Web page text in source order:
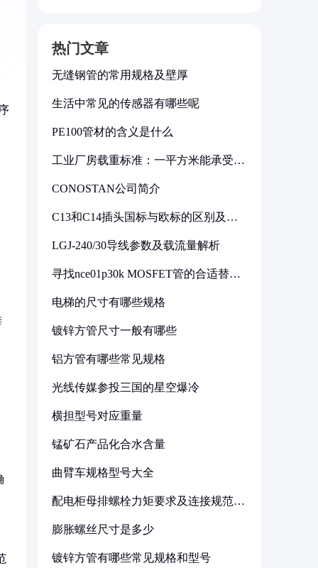
热门文章
无缝钢管的常用规格及壁厚
生活中常见的传感器有哪些呢
PE100管材的含义是什么
工业厂房载重标准：一平方米能承受多
CONOSTAN公司简介
C13和C14插头国标与欧标的区别及其
LGJ-240/30导线参数及载流量解析
寻找nce01p30k MOSFET管的合适替代
电梯的尺寸有哪些规格
镀锌方管尺寸一般有哪些
铝方管有哪些常见规格
光线传媒参投三国的星空爆冷
横担型号对应重量
锰矿石产品化合水含量
曲臂车规格型号大全
配电柜母排螺栓力矩要求及连接规范详
膨胀螺丝尺寸是多少
镀锌方管有哪些常见规格和型号